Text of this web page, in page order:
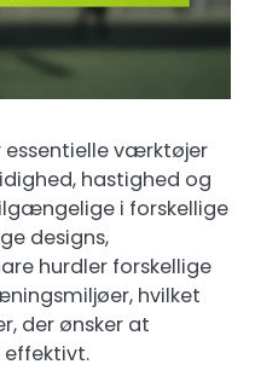
værktøjer
hastighed og
i forskellige
designs,
hurdler forskellige
hvilket
der ønsker at